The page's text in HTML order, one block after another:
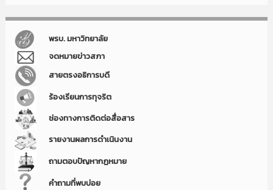
พรบ. มหาวิทยาลัย
จดหมายข่าวสภา
สายตรงอธิการบดี
ร้องเรียนการทุจริต
ช่องทางการติดต่อสื่อสาร
รายงานผลการดำเนินงาน
ถามตอบปัญหากฏหมาย
คำถามที่พบบ่อย